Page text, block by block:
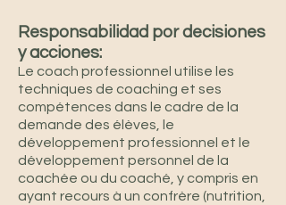
Responsabilidad por decisiones
y acciones:
Le coach professionnel utilise les
techniques de coaching et ses
compétences dans le cadre de la
demande des élèves, le
développement professionnel et le
développement personnel de la
coachée ou du coaché, y compris en
ayant recours à un confrère (nutrition,